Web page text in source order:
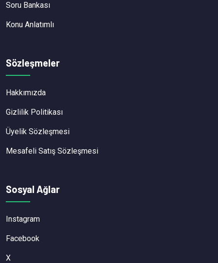
Soru Bankası
Konu Anlatımlı
Sözleşmeler
Hakkımızda
Gizlilik Politikası
Üyelik Sözleşmesi
Mesafeli Satış Sözleşmesi
Sosyal Ağlar
Instagram
Facebook
X